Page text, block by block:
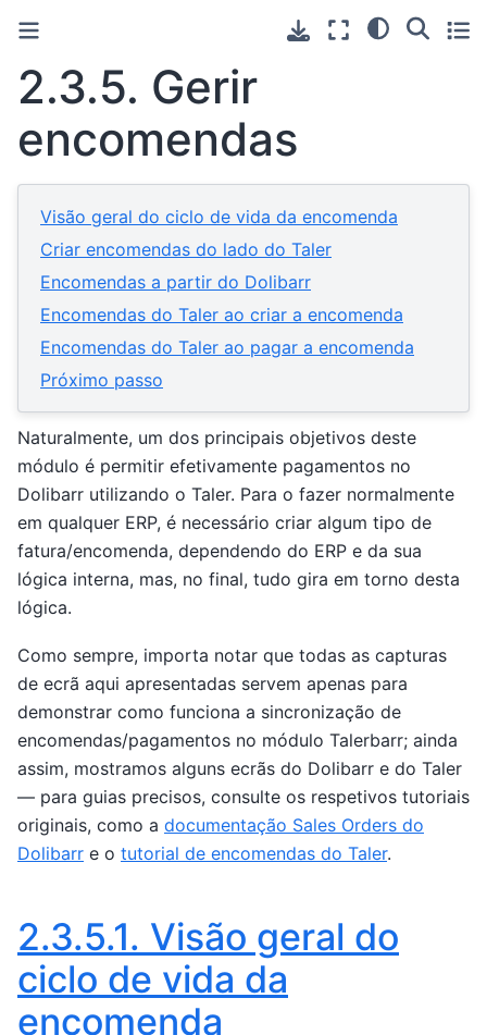
2.3.5. Gerir
encomendas
Visão geral do ciclo de vida da encomenda
Criar encomendas do lado do Taler
Encomendas a partir do Dolibarr
Encomendas do Taler ao criar a encomenda
Encomendas do Taler ao pagar a encomenda
Próximo passo
Naturalmente, um dos principais objetivos deste
módulo é permitir efetivamente pagamentos no
Dolibarr utilizando o Taler. Para o fazer normalmente
em qualquer ERP, é necessário criar algum tipo de
fatura/encomenda, dependendo do ERP e da sua
lógica interna, mas, no final, tudo gira em torno desta
lógica.
Como sempre, importa notar que todas as capturas
de ecrã aqui apresentadas servem apenas para
demonstrar como funciona a sincronização de
encomendas/pagamentos no módulo Talerbarr; ainda
assim, mostramos alguns ecrãs do Dolibarr e do Taler
— para guias precisos, consulte os respetivos tutoriais
originais, como a documentação Sales Orders do
Dolibarr e o tutorial de encomendas do Taler.
2.3.5.1. Visão geral do
ciclo de vida da
encomenda